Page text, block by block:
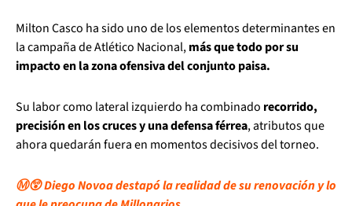
Milton Casco ha sido uno de los elementos determinantes en
la campaña de Atlético Nacional,más que todo por su
impacto en la zona ofensiva del conjunto paisa.
Su labor como lateral izquierdo ha combinado recorrido,
precisión en los cruces y una defensa férrea, atributos que
ahora quedarán fuera en momentos decisivos del torneo.
Ⓜ️😲 Diego Novoa destapó la realidad de su renovación y lo